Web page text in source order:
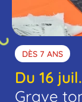
DÈS 7 ANS
Du 16
Grave